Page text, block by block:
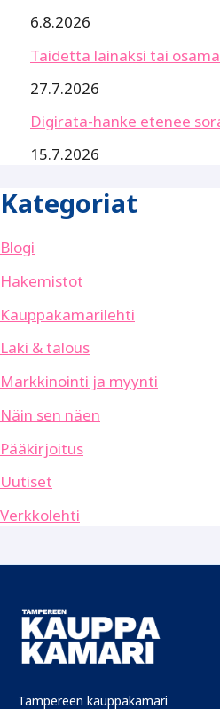
6.8.2026
Taidetta lainaksi tai
27.7.2026
Digirata-hanke etenee
15.7.2026
Kategoriat
Blogi
Hakemistot
Kauppakamarilehti
Laki & talous
Markkinointi ja myynti
Näin sen näen
Pääkirjoitus
Uutiset
Verkkolehti
Tampereen kauppakamari